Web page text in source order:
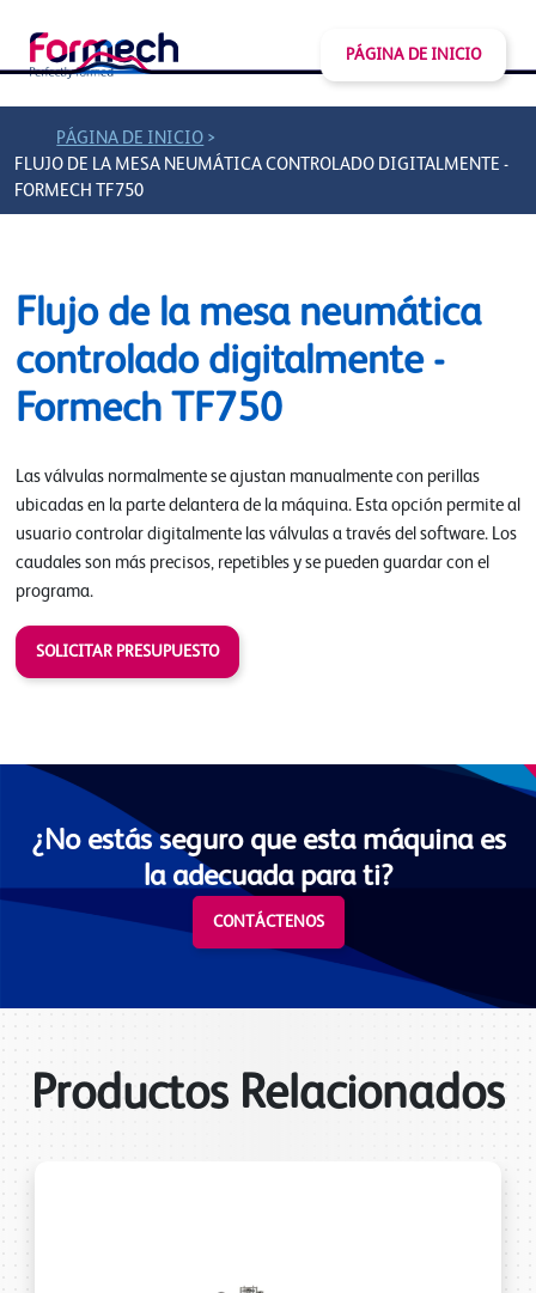
PÁGINA DE INICIO
PÁGINA DE INICIO >
FLUJO DE LA MESA NEUMÁTICA CONTROLADO DIGITALMENTE -
FORMECH TF750
Flujo de la mesa neumática
controlado digitalmente -
Formech TF750
Las válvulas normalmente se ajustan manualmente con perillas
ubicadas en la parte delantera de la máquina. Esta opción permite al
usuario controlar digitalmente las válvulas a través del software. Los
caudales son más precisos, repetibles y se pueden guardar con el
programa.
SOLICITAR PRESUPUESTO
¿No estás seguro que esta máquina es
la adecuada para ti?
CONTÁCTENOS
Productos Relacionados